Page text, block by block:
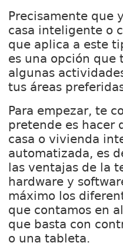
Precisamente que
casa inteligente o
que aplica a este
es una opción
algunas
tus áreas
Para empezar, te
pretende es hacer
casa o vivienda
automatizada, es
las ventajas de la
hardware y
máximo los
que contamos en
que basta con
o una tableta.